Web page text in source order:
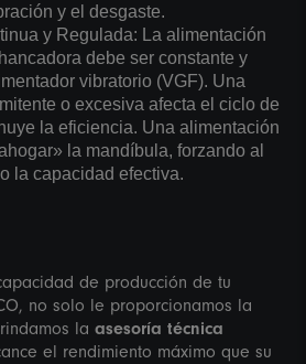
y el desgaste.
y Regulada: La alimentación
debe ser constante y
vibratorio (VGF). Una
o excesiva afecta el ciclo de
la eficiencia. Una alimentación
la mandíbula, forzando al
la capacidad efectiva.
de producción de tu
no solo le proporcionamos la
laasesoría técnica
el rendimiento máximo que su